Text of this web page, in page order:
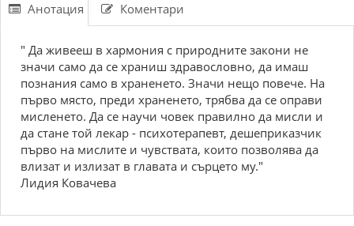
Анотация Коментари
" Да живееш в хармония с природните закони не
значи само да се храниш здравословно, да имаш
познания само в храненето. Значи нещо повече. На
първо място, преди храненето, трябва да се оправи
мисленето. Да се научи човек правилно да мисли и
да стане той лекар - психотерапевт, дешеприказчик
първо на мислите и чувствата, които позволява да
влизат и излизат в главата и сърцето му."
Лидия Ковачева